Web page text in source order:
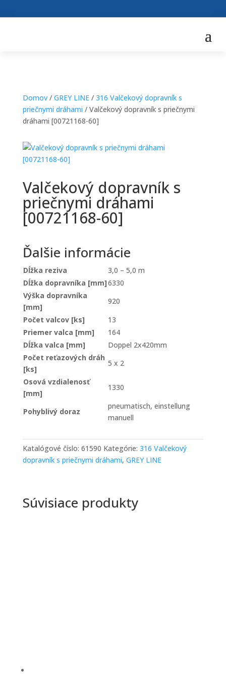
Domov/ GREY LINE/ 316 Valčekový dopravník s
priečnymi dráhami / Valčekový dopravník s priečnymi
dráhami [00721168-60]
Valčekový dopravník s
priečnymi dráhami
[00721168-60]
Ďalšie informácie
Dĺžka reziva
3,0 – 5,0 m
Dĺžka dopravníka [mm]6330
Výška dopravníka
[mm]
920
Počet valcov [ks]
13
Priemer valca [mm]
164
Dĺžka valca [mm]
Doppel 2x420mm
Počet reťazových dráh
[ks]
5 x 2
Osová vzdialenosť
[mm]
1330
Pohyblivý doraz
pneumatisch, einstellung
manuell
Katalógové číslo: 61590 Kategórie: 316 Valčekový
dopravník s priečnymi dráhami, GREY LINE
Súvisiace produkty